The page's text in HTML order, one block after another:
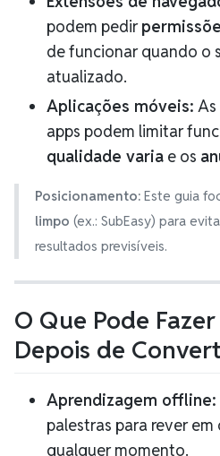
podem pedir
de funcionar quando o
atualizado.
Aplicações móveis:
apps podem limitar
qualidade varia e os
Posicionamento:Este guia
limpo (ex.: SubEasy) para
resultados previsíveis.
O Que Pode
Depois de
Aprendizagem offline:
palestras para rever
qualquer momento.